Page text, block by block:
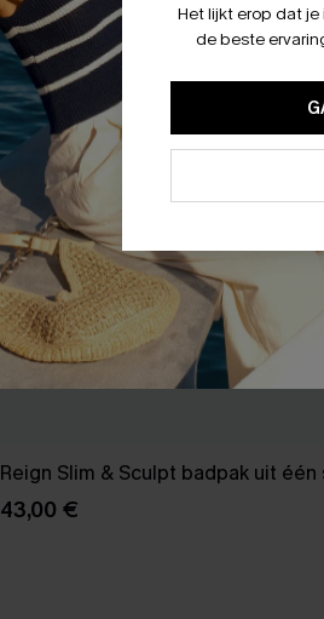
Reign Slim & Sculpt badpak uit één
43,00 €
Het lijkt erop dat je
de beste